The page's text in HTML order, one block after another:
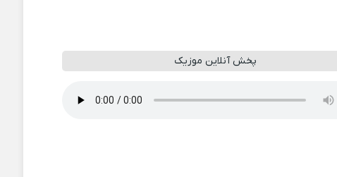
پخش آنلاین موزیک